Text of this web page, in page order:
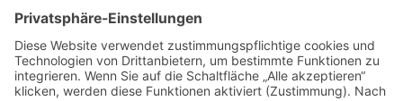
Spende direkt via PayPal
JETZT SPENDEN